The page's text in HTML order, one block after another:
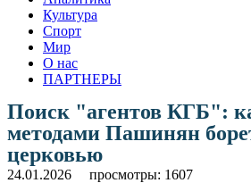
Культура
Спорт
Мир
О нас
ПАРТНЕРЫ
Поиск "агентов КГБ":
методами Пашинян
церковью
24.01.2026 просмотры: 1607